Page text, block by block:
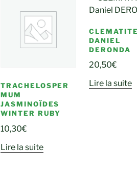
TRACHELOSPER
MUM
JASMINOÏDES
WINTER RUBY
10,30€
Lire la suite
CLEMATITE
DANIEL
DERONDA
20,50€
Lire la suite